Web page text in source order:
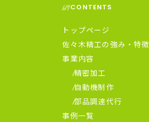
CONTENTS
トップページ
佐々木精工の強み・特徴
事業内容
精密加工
自動機制作
部品調達代行
事例一覧